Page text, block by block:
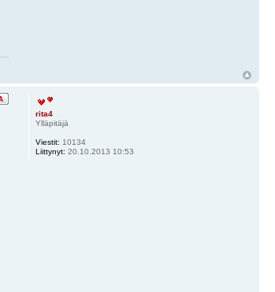
rita4
Ylläpitäjä
Viestit: 10134
Liittynyt: 20.10.2013 10:53